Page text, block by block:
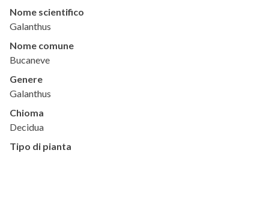
Nome scientifico
Galanthus
Nome comune
Bucaneve
Genere
Galanthus
Chioma
Decidua
Tipo di pianta